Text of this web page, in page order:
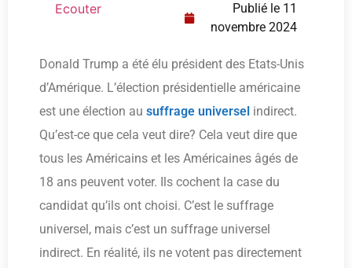
Ecouter Publié le 11
novembre 2024
Donald Trump a été élu président des Etats-Unis
d’Amérique. L’élection présidentielle américaine
est une élection au suffrage universel indirect.
Qu’est-ce que cela veut dire? Cela veut dire que
tous les Américains et les Américaines âgés de
18 ans peuvent voter. Ils cochent la case du
candidat qu’ils ont choisi. C’est le suffrage
universel, mais c’est un suffrage universel
indirect. En réalité, ils ne votent pas directement